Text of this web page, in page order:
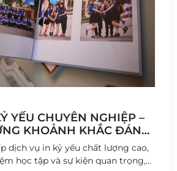
YẾU CHUYÊN NGHIỆP –
KHOẢNH KHẮC ĐÁNG
dịch vụ in kỷ yếu chất lượng cao,
học tập và sự kiện quan trọng,